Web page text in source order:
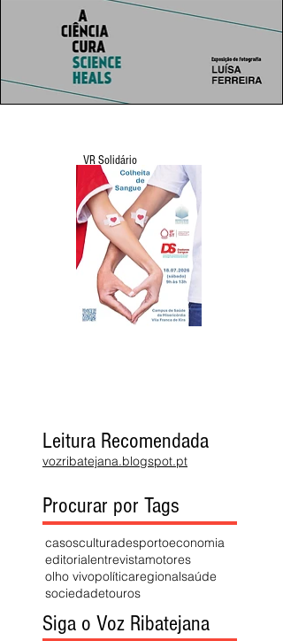
VR Solidário
Leitura Recomendada
vozribatejana.blogspot.pt
Procurar por Tags
casosculturadesportoeconomia
editorialentrevistamotores
olho vivopolíticaregionalsaúde
sociedadetouros
Siga o Voz Ribatejana